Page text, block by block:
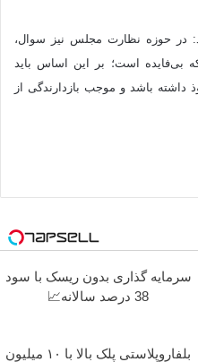
در حوزه نظارت مجلس نیز سوال،
بی‌فایده است؛ بر این اساس باید
باشد و موجب بازدارندگی از
سرمایه گذاری بدون ریسک با سود
38 درصد سالانه📈
بلفاروپلاستی پلک بالا با ۱۰ میلیون